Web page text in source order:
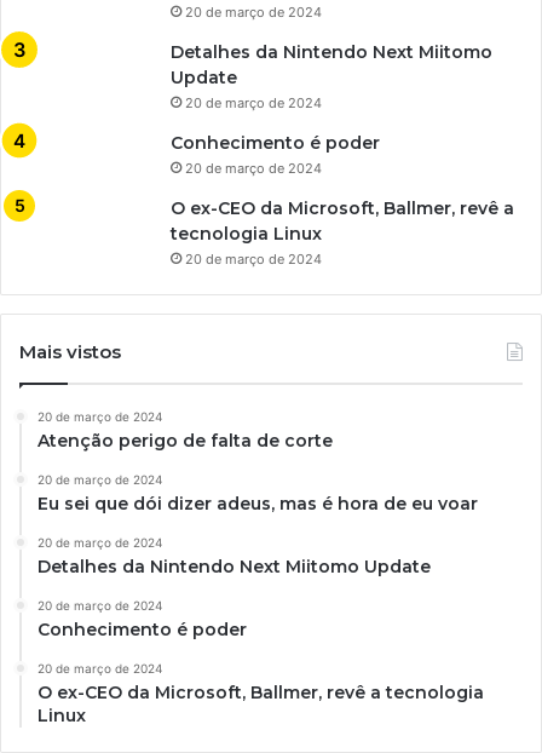
20 de março de 2024
Detalhes da Nintendo Next Miitomo
Update
20 de março de 2024
Conhecimento é poder
20 de março de 2024
O ex-CEO da Microsoft, Ballmer, revê a
tecnologia Linux
20 de março de 2024
Mais vistos
20 de março de 2024
Atenção perigo de falta de corte
20 de março de 2024
Eu sei que dói dizer adeus, mas é hora de eu voar
20 de março de 2024
Detalhes da Nintendo Next Miitomo Update
20 de março de 2024
Conhecimento é poder
20 de março de 2024
O ex-CEO da Microsoft, Ballmer, revê a tecnologia
Linux